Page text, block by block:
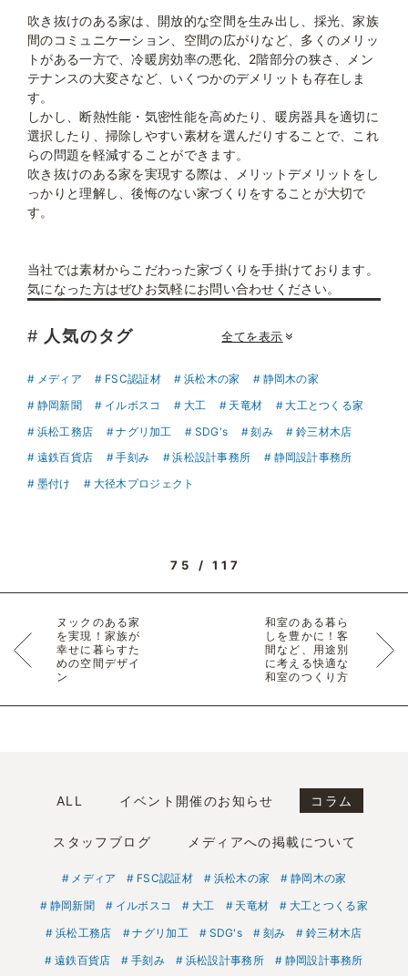
吹き抜けのある家は、開放的な空間を生み出し、採光、家族
間のコミュニケーション、空間の広がりなど、多くのメリッ
トがある一方で、冷暖房効率の悪化、2階部分の狭さ、メン
テナンスの大変さなど、いくつかのデメリットも存在しま
す。
しかし、断熱性能・気密性能を高めたり、暖房器具を適切に
選択したり、掃除しやすい素材を選んだりすることで、これ
らの問題を軽減することができます。
吹き抜けのある家を実現する際は、メリットデメリットをし
っかりと理解し、後悔のない家づくりをすることが大切で
す。
当社では素材からこだわった家づくりを手掛けております。
気になった方はぜひお気軽にお問い合わせください。
# 人気のタグ 全てを表示
メディア FSC認証材 浜松木の家
静岡木の家
静岡新聞
イルボスコ 大工 天竜材
大工とつくる家
浜松工務店
ナグリ加工 SDG's 刻み
鈴三材木店
遠鉄百貨店
手刻み 浜松設計事務所
静岡設計事務所
墨付け
大径木プロジェクト
75 / 117
ヌックのある家
を実現！家族が
幸せに暮らすた
めの空間デザイ
ン
和室のある暮ら
しを豊かに！客
間など、用途別
に考える快適な
和室のつくり方
ALL イベント開催のお知らせ コラム
スタッフブログ メディアへの掲載について
メディア FSC認証材 浜松木の家
静岡木の家
静岡新聞
イルボスコ 大工 天竜材
大工とつくる家
浜松工務店
ナグリ加工 SDG's 刻み
鈴三材木店
遠鉄百貨店
手刻み 浜松設計事務所
静岡設計事務所